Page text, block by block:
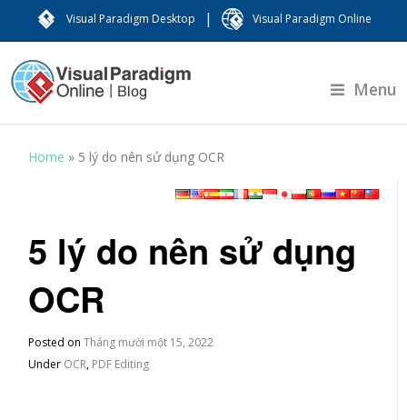
Visual Paradigm Desktop | Visual Paradigm Online
Menu
Home » 5 lý do nên sử dụng OCR
5 lý do nên sử dụng
OCR
Posted onTháng mười một 15, 2022
Under OCR, PDF Editing